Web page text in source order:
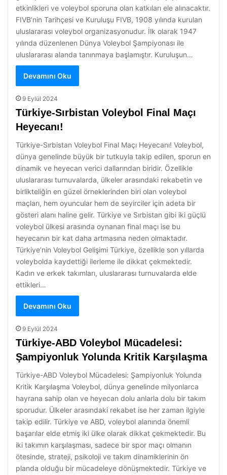
etkinlikleri ve voleybol sporuna olan katkıları ele alınacaktır.
FIVB’nin Tarihçesi ve Kuruluşu FIVB, 1908 yılında kurulan
uluslararası voleybol organizasyonudur. İlk olarak 1947
yılında düzenlenen Dünya Voleybol Şampiyonası ile
uluslararası alanda tanınmaya başlamıştır. Kuruluşun…
Devamını Oku
9 Eylül 2024
Türkiye-Sırbistan Voleybol Final Maçı
Heyecanı!
Türkiye-Sırbistan Voleybol Final Maçı Heyecanı! Voleybol,
dünya genelinde büyük bir tutkuyla takip edilen, sporun en
dinamik ve heyecan verici dallarından biridir. Özellikle
uluslararası turnuvalarda, ülkeler arasındaki rekabetin ve
birlikteliğin en güzel örneklerinden biri olan voleybol
maçları, hem oyuncular hem de seyirciler için adeta bir
gösteri alanı haline gelir. Türkiye ve Sırbistan gibi iki güçlü
voleybol ülkesi arasında oynanan final maçı ise bu
heyecanın bir kat daha artmasına neden olmaktadır.
Türkiye’nin Voleybol Gelişimi Türkiye, özellikle son yıllarda
voleybolda kaydettiği ilerleme ile dikkat çekmektedir.
Kadın ve erkek takımları, uluslararası turnuvalarda elde
ettikleri…
Devamını Oku
9 Eylül 2024
Türkiye-ABD Voleybol Mücadelesi:
Şampiyonluk Yolunda Kritik Karşılaşma
Türkiye-ABD Voleybol Mücadelesi: Şampiyonluk Yolunda
Kritik Karşılaşma Voleybol, dünya genelinde milyonlarca
hayrana sahip olan ve heyecan dolu anlarla dolu bir takım
sporudur. Ülkeler arasındaki rekabet ise her zaman ilgiyle
takip edilir. Türkiye ve ABD, voleybol alanında önemli
başarılar elde etmiş iki ülke olarak dikkat çekmektedir. Bu
iki takımın karşılaşması, sadece bir spor maçı olmanın
ötesinde, strateji, psikoloji ve takım dinamiklerinin ön
planda olduğu bir mücadeleye dönüşmektedir. Türkiye ve